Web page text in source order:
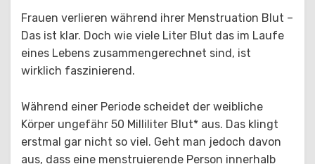
Frauen verlieren während ihrer Menstruation Blut –
Das ist klar. Doch wie viele Liter Blut das im Laufe
eines Lebens zusammengerechnet sind, ist
wirklich faszinierend.
Während einer Periode scheidet der weibliche
Körper ungefähr 50 Milliliter Blut* aus. Das klingt
erstmal gar nicht so viel. Geht man jedoch davon
aus, dass eine menstruierende Person innerhalb